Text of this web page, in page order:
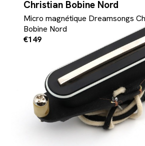
Christian Bobine Nord
Micro magnétique Dreamsongs
Bobine Nord
€149